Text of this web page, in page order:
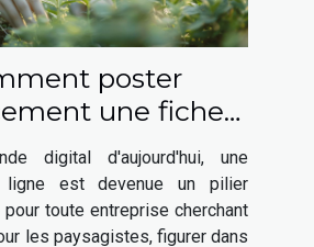
poster
une fiche
un annuaire de
digital d'aujourd'hui, une
ligne est devenue un pilier
pour toute entreprise cherchant
les paysagistes, figurer dans